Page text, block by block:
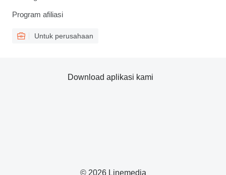
Program afiliasi
Untuk perusahaan
© 2026 Linemedia
Download aplikasi kami